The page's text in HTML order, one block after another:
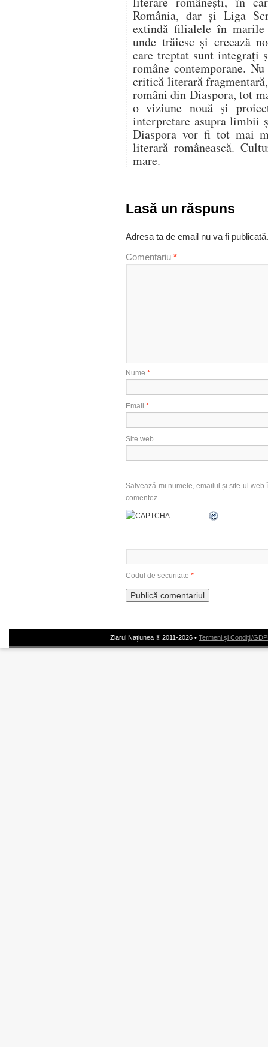
România, dar și Liga
extindă filialele în marile
unde trăiesc și creează
care treptat sunt integrați
române contemporane.
critică literară
români din Diaspora, tot
o viziune nouă și
interpretare asupra
Diaspora vor fi tot mai
literară românească.
mare.
Lasă un răspuns
Adresa ta de email nu va fi publicată.
Comentariu *
Nume *
Email *
Site web
Salvează-mi numele, emailul și site-ul
comentez.
Codul de securitate *
Ziarul Naţiunea ® 2011-2026 • Termeni şi Condiţii/